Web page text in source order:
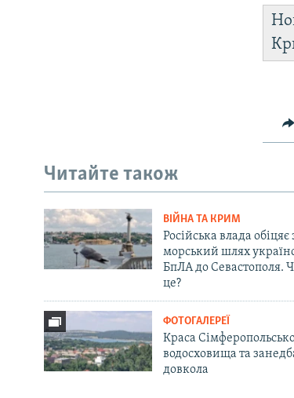
Читайте також
ВІЙНА ТА КРИМ
Російська влада
морський шлях
БпЛА до Севастополя.
це?
ФОТОГАЛЕРЕЇ
Краса
водосховища та
довкола